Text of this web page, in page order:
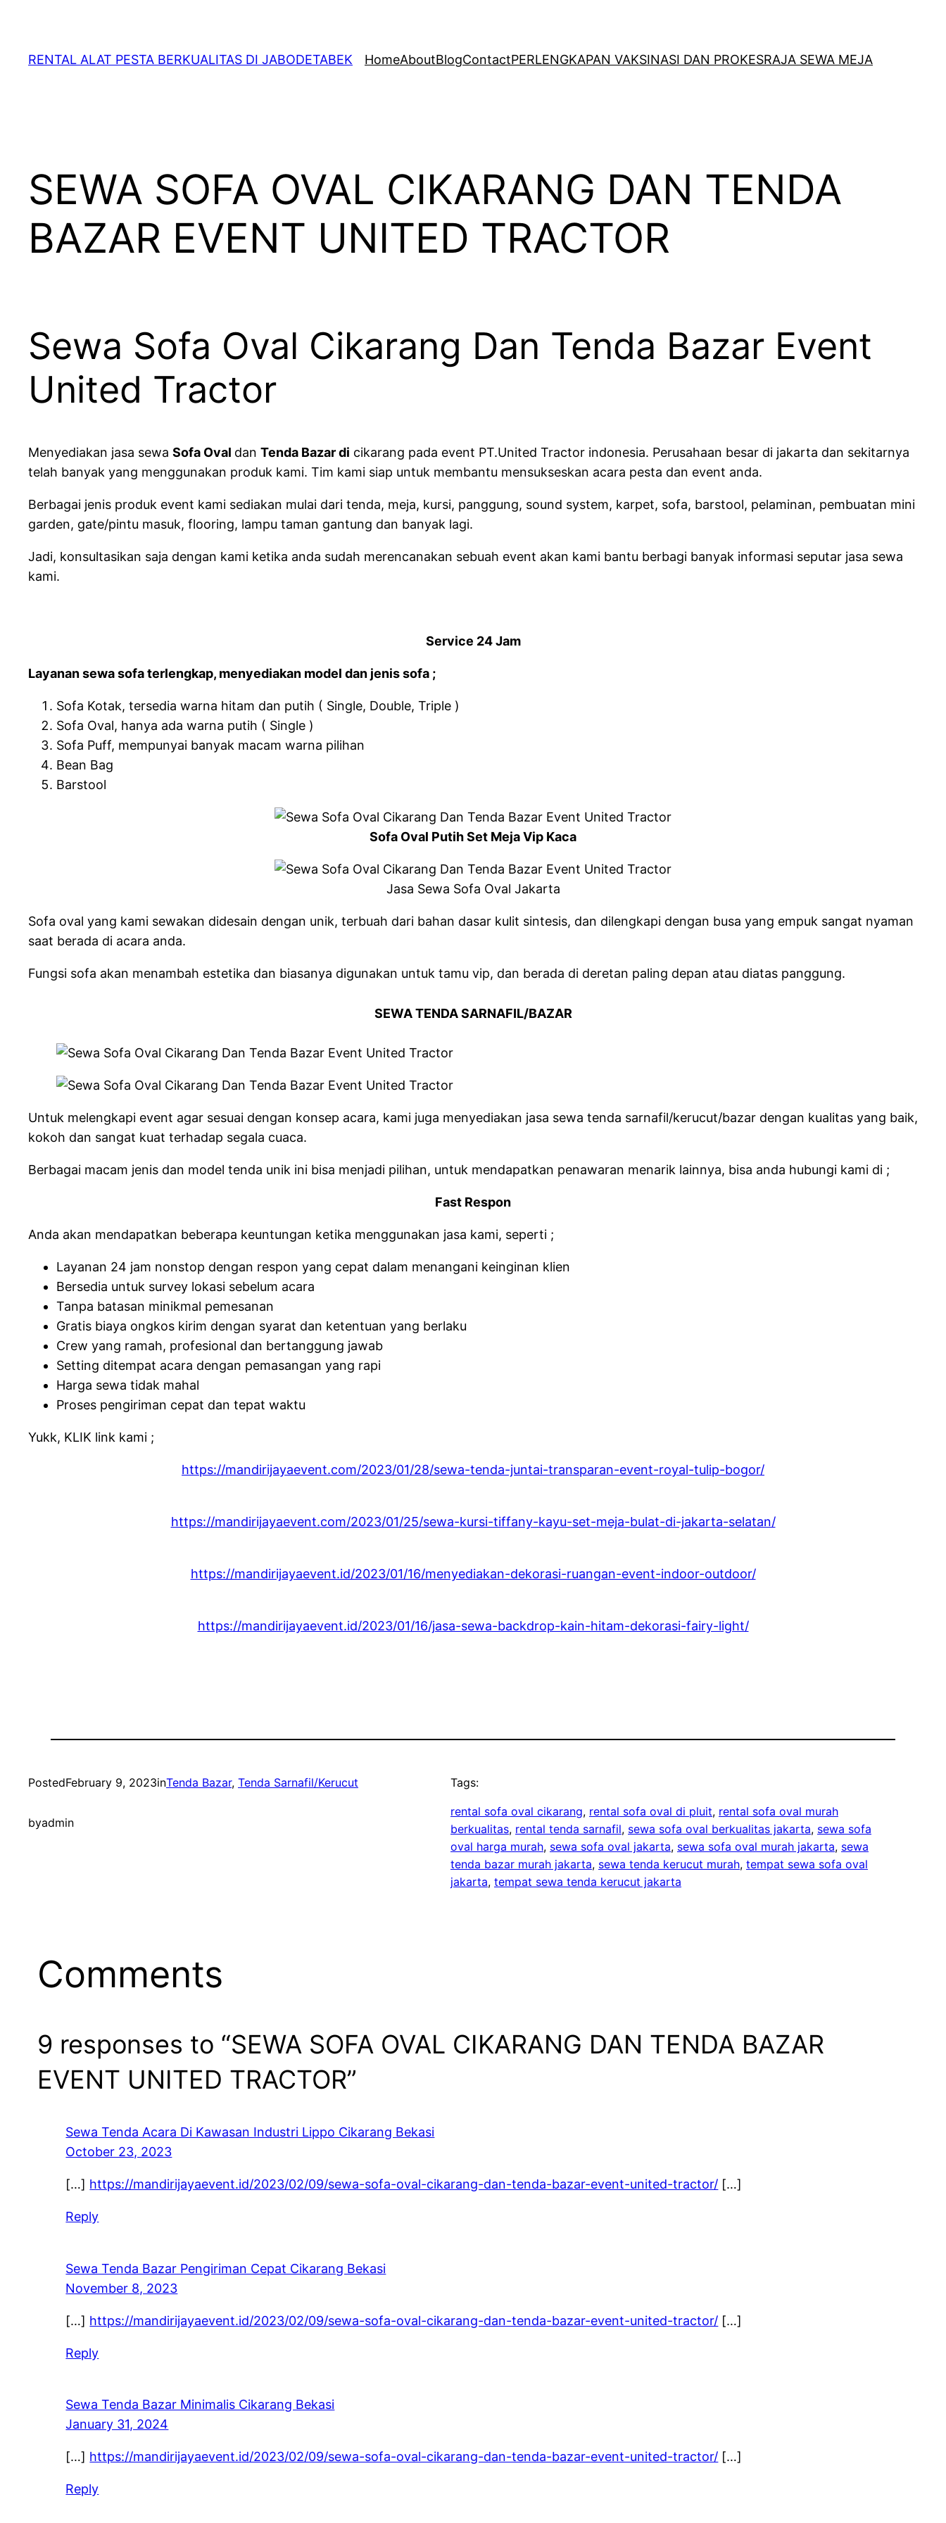
RENTAL ALAT PESTA BERKUALITAS DI JABODETABEK HomeAboutBlogContactPERLENGKAPAN VAKSINASI DAN PROKESRAJA SEWA MEJA
SEWA SOFA OVAL CIKARANG DAN TENDA
BAZAR EVENT UNITED TRACTOR
Sewa Sofa Oval Cikarang Dan Tenda Bazar Event
United Tractor
Menyediakan jasa sewa Sofa Oval dan Tenda Bazar di cikarang pada event PT.United Tractor indonesia. Perusahaan besar di jakarta dan sekitarnya
telah banyak yang menggunakan produk kami. Tim kami siap untuk membantu mensukseskan acara pesta dan event anda.
Berbagai jenis produk event kami sediakan mulai dari tenda, meja, kursi, panggung, sound system, karpet, sofa, barstool, pelaminan, pembuatan mini
garden, gate/pintu masuk, flooring, lampu taman gantung dan banyak lagi.
Jadi, konsultasikan saja dengan kami ketika anda sudah merencanakan sebuah event akan kami bantu berbagi banyak informasi seputar jasa sewa
kami.
Service 24 Jam
Layanan sewa sofa terlengkap, menyediakan model dan jenis sofa ;
Sofa Kotak, tersedia warna hitam dan putih ( Single, Double, Triple )
Sofa Oval, hanya ada warna putih ( Single )
Sofa Puff, mempunyai banyak macam warna pilihan
Bean Bag
Barstool
Sofa Oval Putih Set Meja Vip Kaca
Jasa Sewa Sofa Oval Jakarta
Sofa oval yang kami sewakan didesain dengan unik, terbuah dari bahan dasar kulit sintesis, dan dilengkapi dengan busa yang empuk sangat nyaman
saat berada di acara anda.
Fungsi sofa akan menambah estetika dan biasanya digunakan untuk tamu vip, dan berada di deretan paling depan atau diatas panggung.
SEWA TENDA SARNAFIL/BAZAR
Untuk melengkapi event agar sesuai dengan konsep acara, kami juga menyediakan jasa sewa tenda sarnafil/kerucut/bazar dengan kualitas yang baik,
kokoh dan sangat kuat terhadap segala cuaca.
Berbagai macam jenis dan model tenda unik ini bisa menjadi pilihan, untuk mendapatkan penawaran menarik lainnya, bisa anda hubungi kami di ;
Fast Respon
Anda akan mendapatkan beberapa keuntungan ketika menggunakan jasa kami, seperti ;
Layanan 24 jam nonstop dengan respon yang cepat dalam menangani keinginan klien
Bersedia untuk survey lokasi sebelum acara
Tanpa batasan minikmal pemesanan
Gratis biaya ongkos kirim dengan syarat dan ketentuan yang berlaku
Crew yang ramah, profesional dan bertanggung jawab
Setting ditempat acara dengan pemasangan yang rapi
Harga sewa tidak mahal
Proses pengiriman cepat dan tepat waktu
Yukk, KLIK link kami ;
https://mandirijayaevent.com/2023/01/28/sewa-tenda-juntai-transparan-event-royal-tulip-bogor/
https://mandirijayaevent.com/2023/01/25/sewa-kursi-tiffany-kayu-set-meja-bulat-di-jakarta-selatan/
https://mandirijayaevent.id/2023/01/16/menyediakan-dekorasi-ruangan-event-indoor-outdoor/
https://mandirijayaevent.id/2023/01/16/jasa-sewa-backdrop-kain-hitam-dekorasi-fairy-light/
PostedFebruary 9, 2023inTenda Bazar, Tenda Sarnafil/Kerucut
byadmin
Tags:
rental sofa oval cikarang, rental sofa oval di pluit, rental sofa oval murah
berkualitas, rental tenda sarnafil, sewa sofa oval berkualitas jakarta, sewa sofa
oval harga murah, sewa sofa oval jakarta, sewa sofa oval murah jakarta, sewa
tenda bazar murah jakarta, sewa tenda kerucut murah, tempat sewa sofa oval
jakarta, tempat sewa tenda kerucut jakarta
Comments
9 responses to “SEWA SOFA OVAL CIKARANG DAN TENDA BAZAR
EVENT UNITED TRACTOR”
Sewa Tenda Acara Di Kawasan Industri Lippo Cikarang Bekasi
October 23, 2023
[…] https://mandirijayaevent.id/2023/02/09/sewa-sofa-oval-cikarang-dan-tenda-bazar-event-united-tractor/ […]
Reply
Sewa Tenda Bazar Pengiriman Cepat Cikarang Bekasi
November 8, 2023
[…] https://mandirijayaevent.id/2023/02/09/sewa-sofa-oval-cikarang-dan-tenda-bazar-event-united-tractor/ […]
Reply
Sewa Tenda Bazar Minimalis Cikarang Bekasi
January 31, 2024
[…] https://mandirijayaevent.id/2023/02/09/sewa-sofa-oval-cikarang-dan-tenda-bazar-event-united-tractor/ […]
Reply